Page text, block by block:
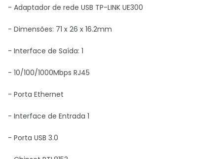
- Adaptador de rede USB TP-LINK UE300
- Dimensões: 71 x 26 x 16.2mm
- Interface de Saída: 1
- 10/100/1000Mbps RJ45
- Porta Ethernet
- Interface de Entrada 1
- Porta USB 3.0